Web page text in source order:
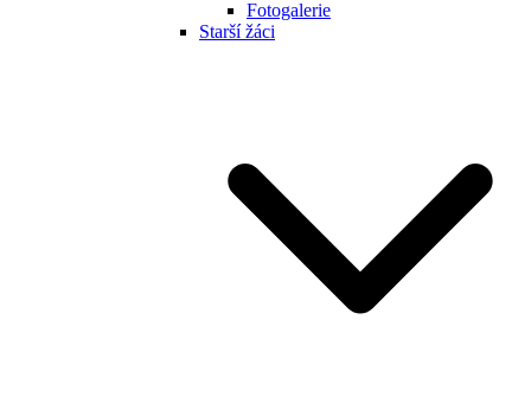
Fotogalerie
Starší žáci